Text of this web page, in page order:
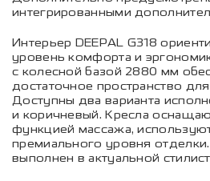
интегрированными
Интерьер DEEPAL G318
уровень комфорта и
с колесной базой 2880 мм
достаточное пространство
Доступны два варианта
и коричневый. Кресла
функцией массажа,
премиального уровня
выполнен в актуальной